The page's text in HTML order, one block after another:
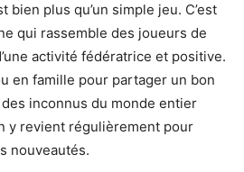
bien plus qu’un simple jeu. C’est
qui rassemble des joueurs de
activité fédératrice et positive.
en famille pour partager un bon
inconnus du monde entier
y revient régulièrement pour
nouveautés.